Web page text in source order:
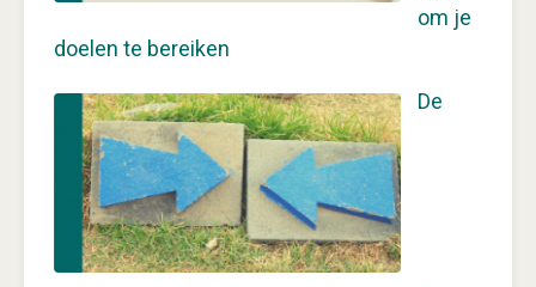
om je
doelen te bereiken
De